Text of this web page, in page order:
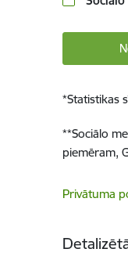
*Statistikas
**Sociālo
piemēram,
Privātuma